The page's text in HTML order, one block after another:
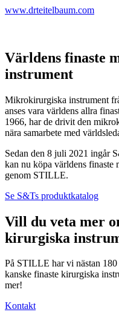
www.drteitelbaum.com
Världens finaste
instrument
Mikrokirurgiska instrument
anses vara världens allra
1966, har de drivit den
nära samarbete med
Sedan den 8 juli 2021 ingår
kan nu köpa världens
genom STILLE.
Se S&Ts produktkatalog
Vill du veta mer
kirurgiska
På STILLE har vi nästan
kanske finaste kirurgiska
mer!
Kontakt